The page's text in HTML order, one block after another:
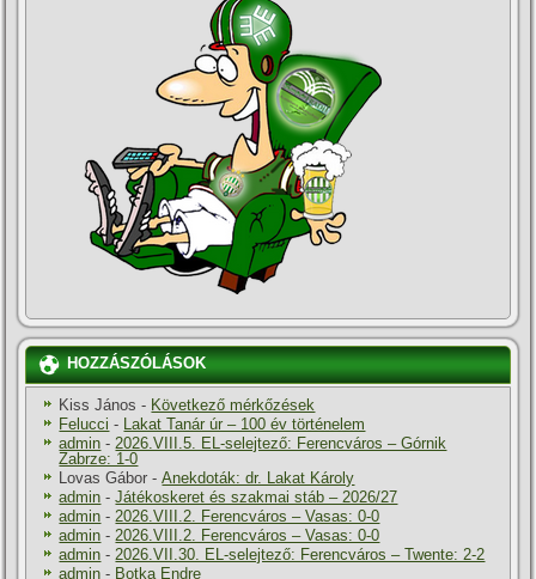
HOZZÁSZÓLÁSOK
Kiss János - Következő mérkőzések
Felucci - Lakat Tanár úr – 100 év történelem
admin -2026.VIII.5. EL-selejtező: Ferencváros – Górnik
Zabrze: 1-0
Lovas Gábor -Anekdoták: dr. Lakat Károly
admin -Játékoskeret és szakmai stáb – 2026/27
admin -2026.VIII.2. Ferencváros – Vasas: 0-0
admin -2026.VIII.2. Ferencváros – Vasas: 0-0
admin -2026.VII.30. EL-selejtező: Ferencváros – Twente: 2-2
admin - Botka Endre